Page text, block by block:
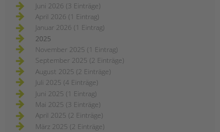
Juni 2026 (3 Einträge)
April 2026 (1 Eintrag)
Januar 2026 (1 Eintrag)
2025
November 2025 (1 Eintrag)
September 2025 (2 Einträge)
August 2025 (2 Einträge)
Juli 2025 (4 Einträge)
Juni 2025 (1 Eintrag)
Mai 2025 (3 Einträge)
April 2025 (2 Einträge)
März 2025 (2 Einträge)